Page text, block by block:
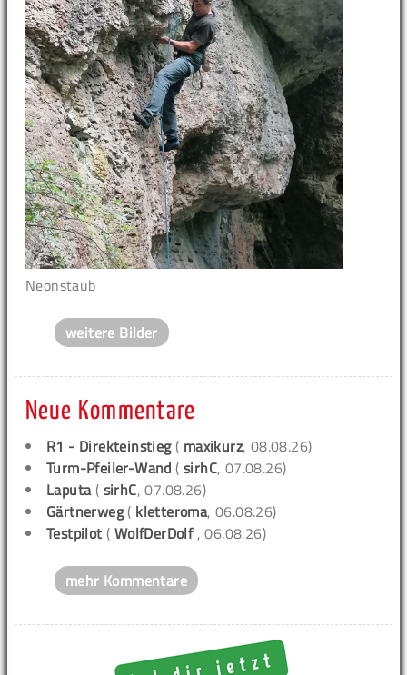
Neonstaub
weitere Bilder
Neue Kommentare
R1 - Direkteinstieg( maxikurz, 08.08.26)
Turm-Pfeiler-Wand (sirhC, 07.08.26)
Laputa( sirhC, 07.08.26)
Gärtnerweg( kletteroma, 06.08.26)
Testpilot ( WolfDerDolf , 06.08.26)
mehr Kommentare